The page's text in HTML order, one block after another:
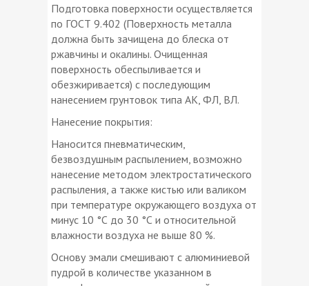
Подготовка поверхности осуществляется
по ГОСТ 9.402 (Поверхность металла
должна быть зачищена до блеска от
ржавчины и окалины. Очищенная
поверхность обеспыливается и
обезжиривается) с последующим
нанесением грунтовок типа АК, ФЛ, ВЛ.
Нанесение покрытия:
Наносится пневматическим,
безвоздушным распылением, возможно
нанесение методом электростатического
распыления, а также кистью или валиком
при температуре окружающего воздуха от
минус 10 °С до 30 °С и относительной
влажности воздуха не выше 80 %.
Основу эмали смешивают с алюминиевой
пудрой в количестве указанном в